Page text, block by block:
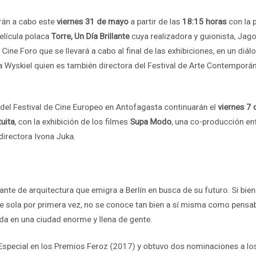
a cabo este viernes 31 de mayo a partir de las 18:15 horas con la
polaca Torre, Un Día Brillantecuya realizadora y guionista,
Foro que se llevará a cabo al final de las exhibiciones, en un
quien es también directora del Festival de Arte
Festival de Cine Europeo en Antofagasta continuarán el viernes 7
, con la exhibición de los filmes Supa Modo, una co-producción
Ivona Juka.
de arquitectura que emigra a Berlín en busca de su futuro. Si
por primera vez, no se conoce tan bien a sí misma como
en una ciudad enorme y llena de gente.
en los Premios Feroz (2017) y obtuvo dos nominaciones a